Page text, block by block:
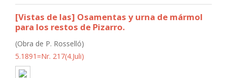
[Vistas de las] Osamentas y urna de mármol
para los restos de Pizarro.
(Obra de P. Rosselló)
5.1891=Nr. 217(4.Juli)